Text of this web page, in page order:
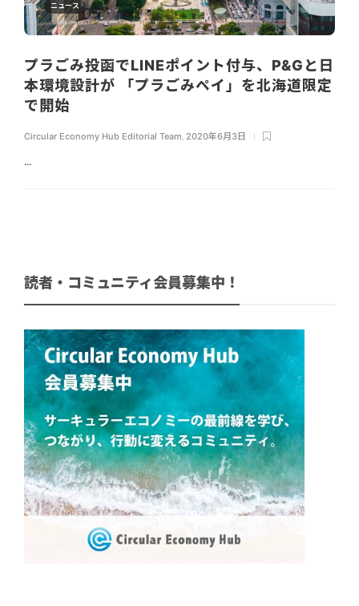
ニュース
プラごみ投函でLINEポイント付与、P&Gと日
本環境設計が 「プラごみペイ」を北海道限定
で開始
Circular Economy Hub Editorial Team, 2020年6月3日
...
読者・コミュニティ会員募集中！